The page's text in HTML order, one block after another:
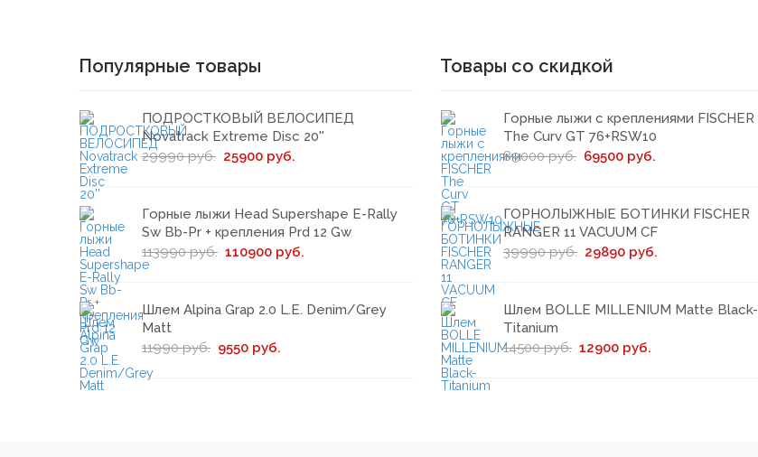
Популярные товары
ПОДРОСТКОВЫЙ ВЕЛОСИПЕД
Novatrack Extreme Disc 20''
29990 руб. 25900 руб.
Горные лыжи Head Supershape E-Rally
Sw Bb-Pr + крепления Prd 12 Gw
113990 руб. 110900 руб.
Шлем Alpina Grap 2.0 L.E. Denim/Grey
Matt
11990 руб. 9550 руб.
Товары со скидкой
Горные лыжи с креплениями FISCHER
The Curv GT 76+RSW10
89000 руб. 69500 руб.
ГОРНОЛЫЖНЫЕ БОТИНКИ FISCHER
RANGER 11 VACUUM CF
39990 руб. 29890 руб.
Шлем BOLLE MILLENIUM Matte Black-
Titanium
14500 руб. 12900 руб.